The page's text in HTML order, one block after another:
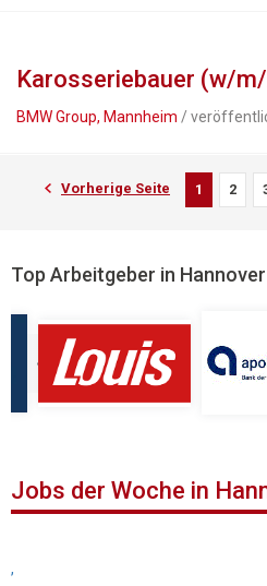
Karosseriebauer (w/
BMW Group, Mannheim /
Vorherige Seite 1 2
Top Arbeitgeber in Hannover
Jobs der Woche in
,